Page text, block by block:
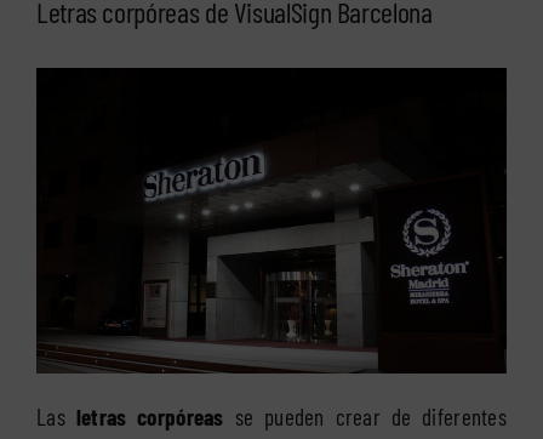
Letras corpóreas de VisualSign Barcelona
Las letras corpóreas se pueden crear de diferentes